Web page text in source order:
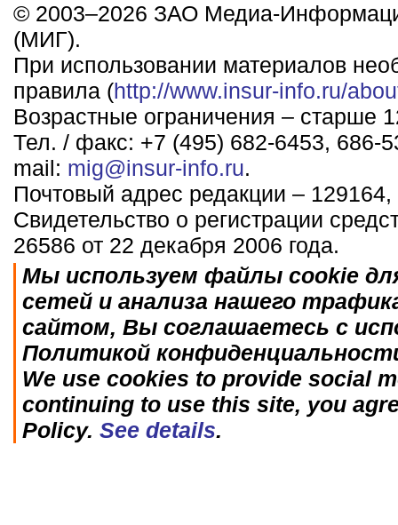
© 2003–2026 ЗАО Медиа-
(МИГ).
При использовании материалов
правила (http://www.insur-info.ru/
Возрастные ограничения – старше
Тел. / факс: +7 (495) 682-6453, 686-
mail: mig@insur-info.ru.
Почтовый адрес редакции –
Свидетельство о регистрации
26586 от 22 декабря 2006 года.
Мы используем файлы cookie
сетей и анализа нашего
сайтом, Вы соглашаетесь с
Политикой
We use cookies to provide social
continuing to use this site, you
Policy. See details.